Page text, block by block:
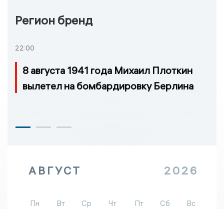
Регион бренд
22:00
8 августа 1941 года Михаил Плоткин
вылетел на бомбардировку Берлина
АВГУСТ 2026
Пн Вт Ср Чт Пт Сб
Вс